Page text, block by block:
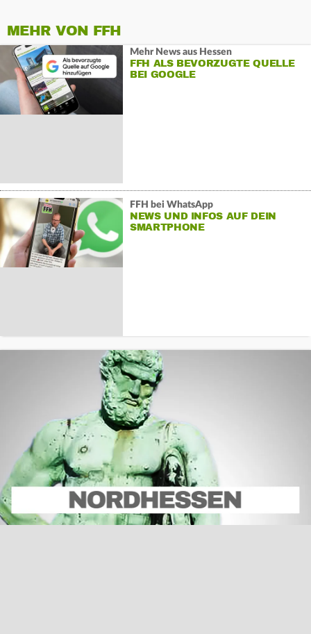
MEHR VON FFH
Mehr News aus Hessen
FFH ALS BEVORZUGTE QUELLE
BEI GOOGLE
FFH bei WhatsApp
NEWS UND INFOS AUF DEIN
SMARTPHONE